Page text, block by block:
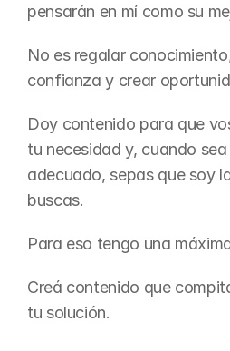
pensarán en mí como su
No es regalar
confianza y crear
Doy contenido para que
tu necesidad y, cuando
adecuado, sepas que soy
buscas.
Para eso tengo una
Creá contenido que
tu solución.